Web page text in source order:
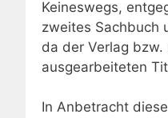
Keineswegs,
zweites Sachbuch
da der Verlag bzw.
ausgearbeiteten
In Anbetracht